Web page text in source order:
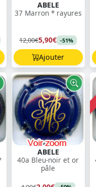
ABELE
37 Marron * rayures
12,00€5,90€ -51%
Ajouter
ABELE
40a Bleu-noir et or
pâle